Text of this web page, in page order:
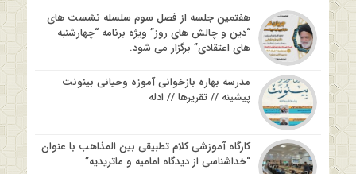
هفتمین جلسه از فصل سوم سلسله نشست های
“دین و چالش های روز” ویژه برنامه “چهارشنبه
های اعتقادی” برگزار می شود.
مدرسه بهاره بازخوانی آموزه وحیانی بینونت
پیشینه // تقریرها // ادله
کارگاه آموزشی کلام تطبیقی بین المذاهب با عنوان
“خداشناسی از دیدگاه امامیه و ماتریدیه”